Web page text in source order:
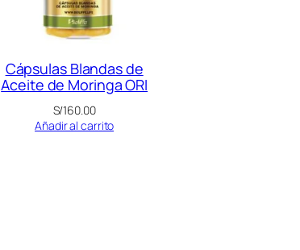
Cápsulas Blandas de
Aceite de Moringa ORI
S/160.00
Añadir al carrito